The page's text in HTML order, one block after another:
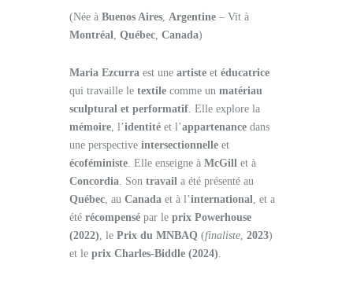
(Née à Buenos Aires, Argentine– Vit à
Montréal
Québec, Canada)
Maria Ezcurra est une artisteet éducatrice
qui travaille le textilecomme un matériau
sculptural et performatif. Elle explore la
mémoire, l’identitéet l’appartenancedans
une perspective intersectionnelleet
écoféministe. Elle enseigne à McGill et à
Concordia . Son travail a été présenté au
Québec, au Canada et à l’international
, et a
été récompensépar le prix Powerhouse
(2022) , le Prix du MNBAQ (finaliste, 2023)
et le prix Charles-Biddle (2024)